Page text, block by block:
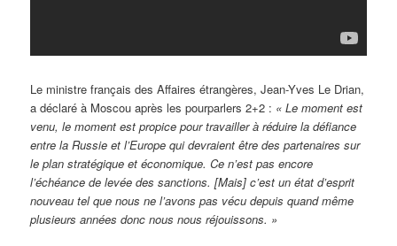
Le ministre français des Affaires étrangères, Jean-Yves Le Drian,
a déclaré à Moscou après les pourparlers 2+2 : « Le moment est
venu, le moment est propice pour travailler à réduire la défiance
entre la Russie et l’Europe qui devraient être des partenaires sur
le plan stratégique et économique. Ce n’est pas encore
l’échéance de levée des sanctions. [Mais] c’est un état d’esprit
nouveau tel que nous ne l’avons pas vécu depuis quand même
plusieurs années donc nous nous réjouissons. »